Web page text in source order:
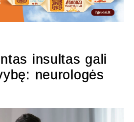
insultas gali
neurologės